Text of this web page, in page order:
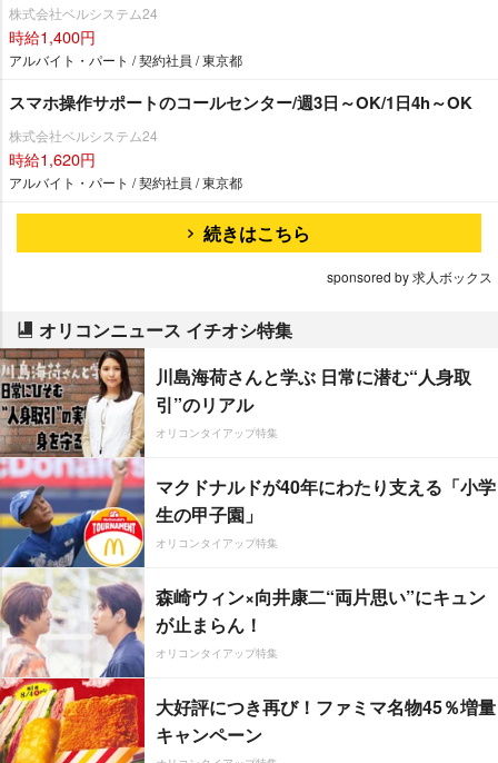
株式会社ベルシステム24
時給1,400円
アルバイト・パート / 契約社員 / 東京都
スマホ操作サポートのコールセンター/週3日～OK/1日4h～OK
株式会社ベルシステム24
時給1,620円
アルバイト・パート / 契約社員 / 東京都
続きはこちら
sponsored by 求人ボックス
オリコンニュース イチオシ特集
川島海荷さんと学ぶ 日常に潜む“人身取
引”のリアル
オリコンタイアップ特集
マクドナルドが40年にわたり支える「小学
生の甲子園」
オリコンタイアップ特集
森崎ウィン×向井康二“両片思い”にキュン
が止まらん！
オリコンタイアップ特集
大好評につき再び！ファミマ名物45％増量
キャンペーン